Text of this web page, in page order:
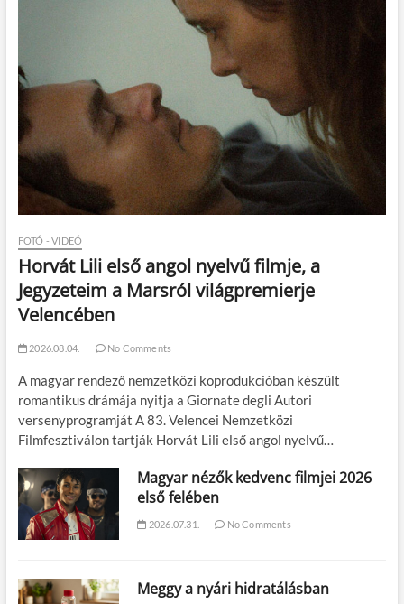
FOTÓ - VIDEÓ
Horvát Lili első angol nyelvű filmje, a
Jegyzeteim a Marsról világpremierje
Velencében
2026.08.04. No Comments
A magyar rendező nemzetközi koprodukcióban készült
romantikus drámája nyitja a Giornate degli Autori
versenyprogramját A 83. Velencei Nemzetközi
Filmfesztiválon tartják Horvát Lili első angol nyelvű…
Magyar nézők kedvenc filmjei 2026
első felében
2026.07.31. No Comments
Meggy a nyári hidratálásban